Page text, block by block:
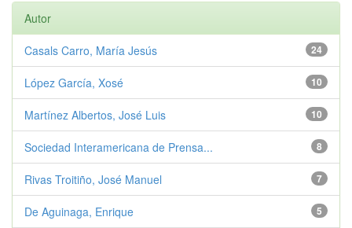
Autor
24
Casals Carro, María Jesús
10
López García, Xosé
10
Martínez Albertos, José Luis
8
Sociedad Interamericana de Prensa...
7
Rivas Troitiño, José Manuel
5
De Aguinaga, Enrique